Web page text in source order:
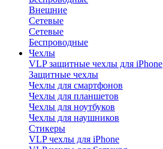
Внешние
Сетевые
Сетевые
Беспроводные
Чехлы
VLP защитные чехлы для iPhone
Защитные чехлы
Чехлы для смартфонов
Чехлы для планшетов
Чехлы для ноутбуков
Чехлы для наушников
Стикеры
VLP чехлы для iPhone